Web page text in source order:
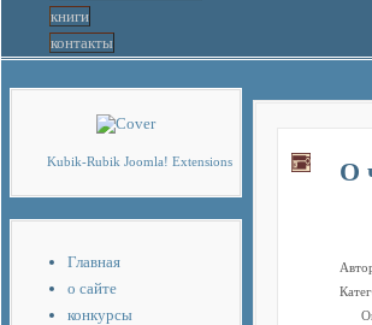
книги
контакты
Kubik-Rubik Joomla! Extensions
Главная
о сайте
конкурсы
О